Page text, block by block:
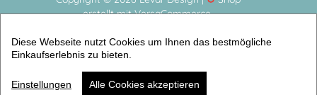
erstellt mit VersaCommerce.
mit Namen aus Melamin BPA frei ♥ Made in
Germany ♥ (Weihnachten Advent Nikolaus) |
Artikelnummer: 2708-0322-6674
Diese Webseite nutzt Cookies um Ihnen das bestmögliche
Einkaufserlebnis zu bieten.
Einstellungen Alle Cookies akzeptieren